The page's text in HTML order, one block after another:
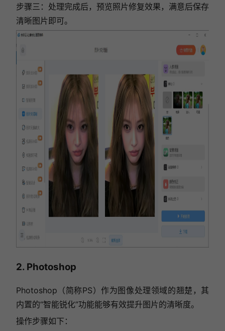
步骤三： 处理完成后，预览照片修复效果，满意后保存
清晰图片即可。
2. Photoshop
Photoshop（简称PS）作为图像处理领域的翘楚，其
内置的“智能锐化”功能能够有效提升图片的清晰度。
操作步骤如下：